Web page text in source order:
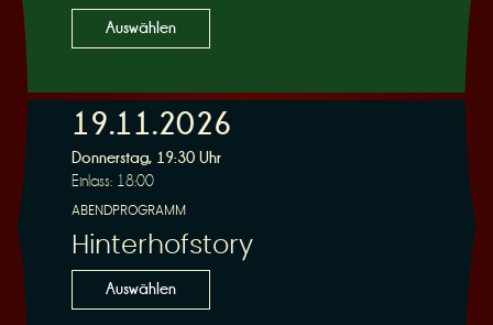
r
u
Auswählen
19.11.2026
Donnerstag, 19:30 Uhr
Einlass: 18:00
ABENDPROGRAMM
Hinterhofstory
Auswählen